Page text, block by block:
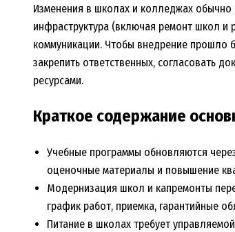
Изменения в школах и колледжах
инфраструктура (включая ремонт школ и
коммуникации. Чтобы внедрение прошло
закрепить ответственных, согласовать
ресурсами.
Краткое содержание
Учебные программы обновляются
оценочные материалы и повышение
Модернизация школ и капремонты
график работ, приемка, гарантийные
Питание в школах требует